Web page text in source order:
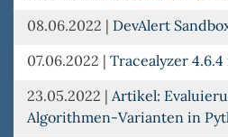
08.06.2022 | DevAlert
07.06.2022 | Tracealyzer
23.05.2022 | Artikel:
Algorithmen-Varianten in